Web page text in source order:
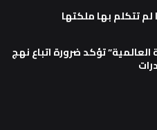
تتكلم بها ملكتها
تؤكد ضرورة اتباع نهج